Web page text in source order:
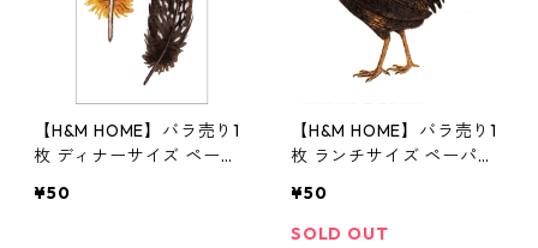
【H&M HOME】バラ売り1
枚 ディナーサイズ ペーパ
イト
¥50
【H&M HOME】バラ売り1
枚 ランチサイズ ペーパー
イト
¥50
SOLD OUT